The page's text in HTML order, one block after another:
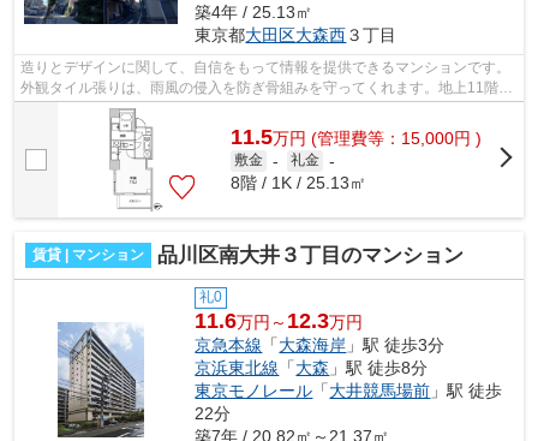
築4年 / 25.13㎡
東京都大田区大森西３丁目
造りとデザインに関して、自信をもって情報を提供できるマンションです。
外観タイル張りは、雨風の侵入を防ぎ骨組みを守ってくれます。地上11階建
ての物件。築5年以内と築浅なので、内...
11.5万円 (管理費等：15,000円 )
敷金 - 礼金 -
8階 / 1K / 25.13㎡
賃貸 | マンション 品川区南大井３丁目のマンション
礼0
11.6万円～ 12.3万円
京急本線 「大森海岸 」駅 徒歩3分
京浜東北線 「大森 」駅 徒歩8分
東京モノレール 「大井競馬場前 」駅 徒歩
22分
築7年 / 20.82㎡～21.37㎡